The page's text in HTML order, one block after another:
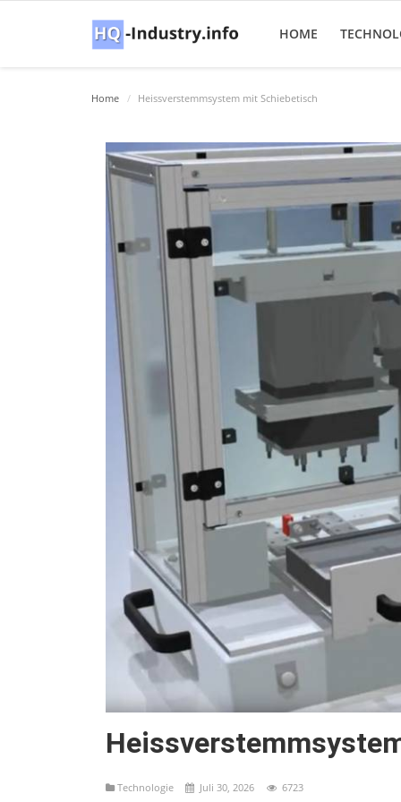
HOME
Home Heissverstemmsystem mit Schiebetisch
Technologie Juli 30, 2026 6723